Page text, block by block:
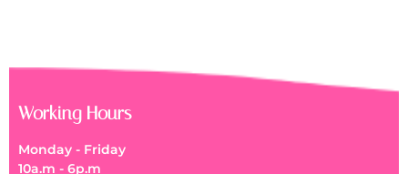
Working Hours
Monday - Friday
10a.m - 6p.m